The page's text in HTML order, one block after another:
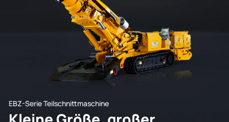
EBZ-Serie Teilschnittmaschine